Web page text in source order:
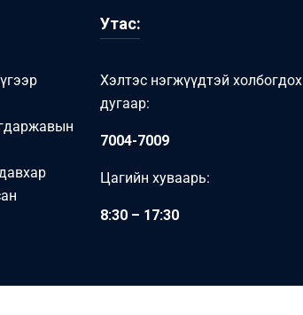
Утас:
Хэлтэс нэгжүүдтэй холбогдох
дугаар:
7004-7009
Цагийн хуваарь:
8:30 – 17:30